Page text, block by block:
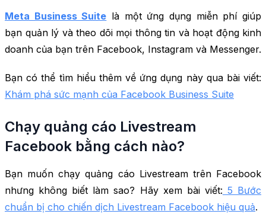
Meta Business Suite là một ứng dụng miễn phí giúp
bạn quản lý và theo dõi mọi thông tin và hoạt động kinh
doanh của bạn trên Facebook, Instagram và Messenger.
Bạn có thể tìm hiểu thêm về ứng dụng này qua bài viết:
Khám phá sức mạnh của Facebook Business Suite
Chạy quảng cáo Livestream
Facebook bằng cách nào?
Bạn muốn chạy quảng cáo Livestream trên Facebook
nhưng không biết làm sao? Hãy xem bài viết: 5 Bước
chuẩn bị cho chiến dịch Livestream Facebook hiệu quả.